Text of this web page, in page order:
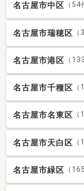
名古屋市中区 （54
名古屋市瑞穂区 （
名古屋市港区 （
名古屋市千種区
名古屋市名東区
名古屋市天白区
名古屋市緑区 （